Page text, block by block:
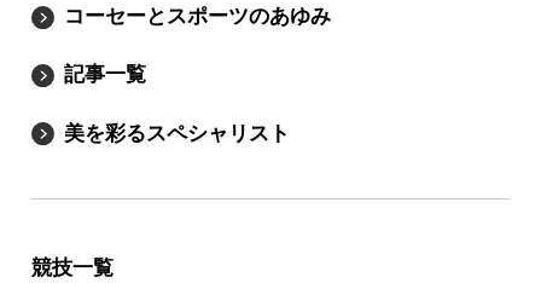
コーセーとスポーツのあゆみ
記事一覧
美を彩るスペシャリスト
競技一覧